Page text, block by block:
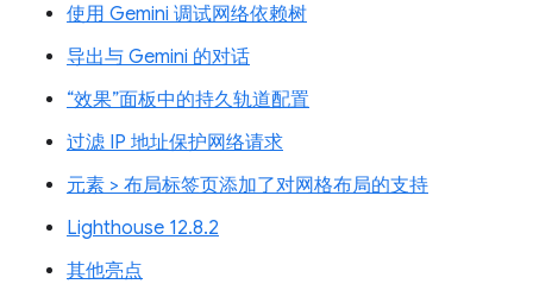
使用 Gemini 调试网络依赖树
导出与 Gemini 的对话
“效果”面板中的持久轨道配置
过滤 IP 地址保护网络请求
元素 > 布局标签页添加了对网格布局的支持
Lighthouse 12.8.2
其他亮点